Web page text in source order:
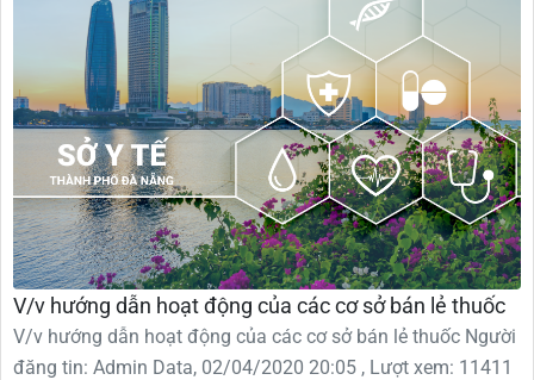
V/v hướng dẫn hoạt động của các cơ sở bán lẻ thuốc
V/v hướng dẫn hoạt động của các cơ sở bán lẻ thuốc Người
đăng tin: Admin Data, 02/04/2020 20:05 , Lượt xem: 11411